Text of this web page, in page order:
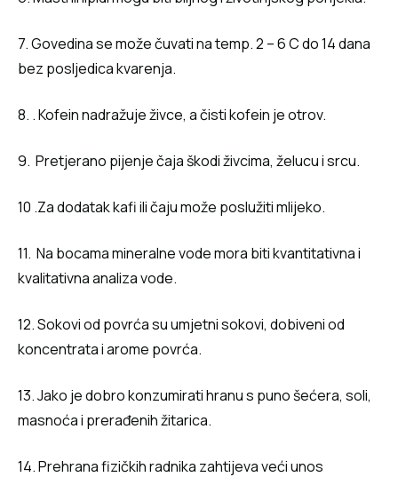
7. Govedina se može čuvati na temp. 2 – 6 C do 14 dana
bez posljedica kvarenja.
8. . Kofein nadražuje živce, a čisti kofein je otrov.
9. Pretjerano pijenje čaja škodi živcima, želucu i srcu.
10 .Za dodatak kafi ili čaju može poslužiti mlijeko.
11. Na bocama mineralne vode mora biti kvantitativna i
kvalitativna analiza vode.
12. Sokovi od povrća su umjetni sokovi, dobiveni od
koncentrata i arome povrća.
13. Jako je dobro konzumirati hranu s puno šećera, soli,
masnoća i prerađenih žitarica.
14. Prehrana fizičkih radnika zahtijeva veći unos